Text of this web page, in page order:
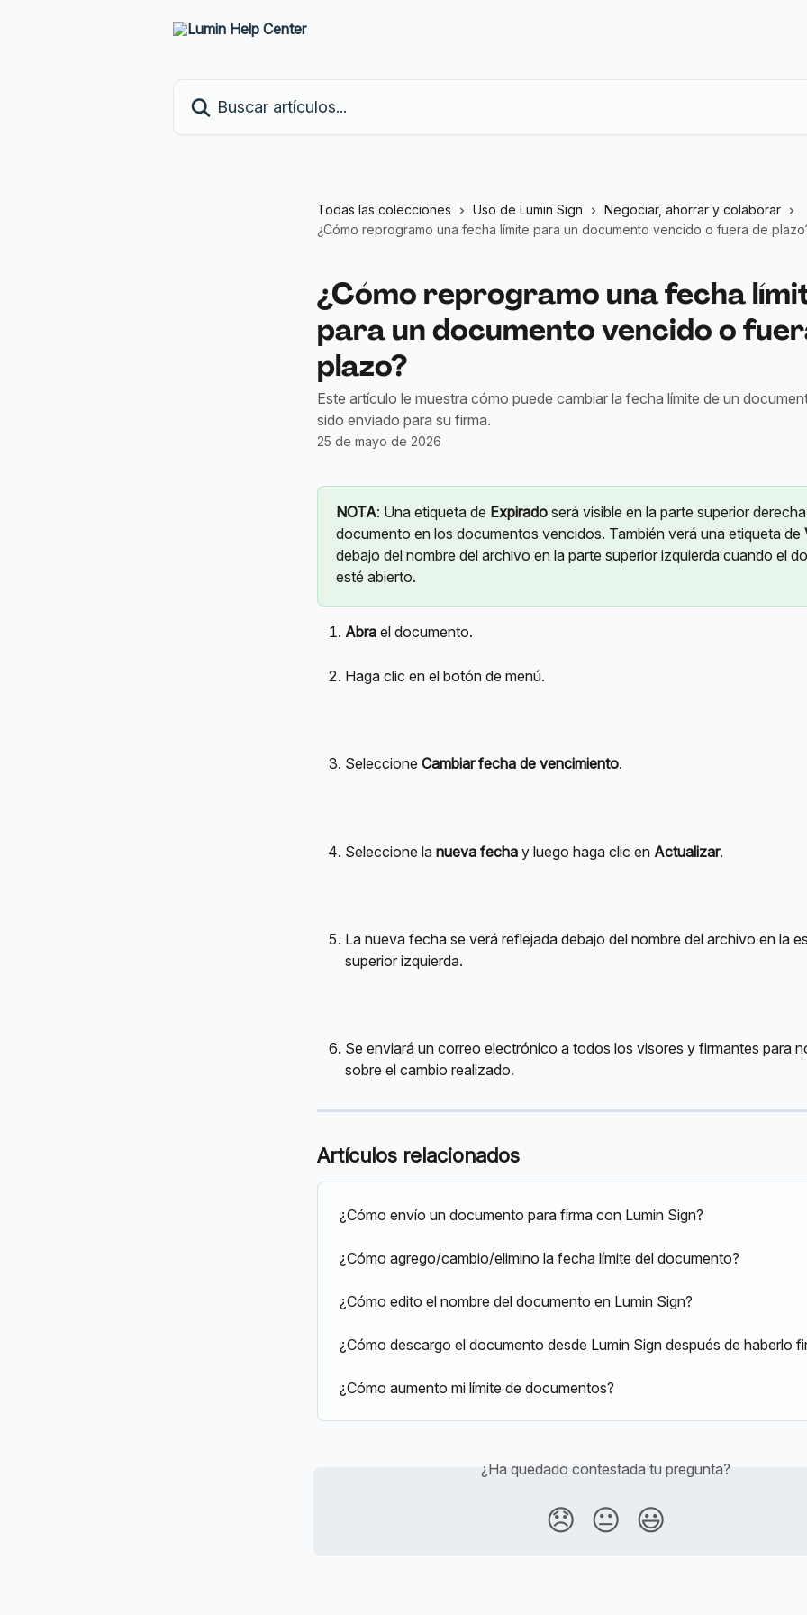
Todas las colecciones Uso de Lumin Sign
Negociar, ahorrar y colaborar
¿Cómo reprogramo una fecha límite para un documento vencido o fuera de
¿Cómo reprogramo una fecha
para un documento vencido o
plazo?
Este artículo le muestra cómo puede cambiar la fecha límite de un
sido enviado para su firma.
25 de mayo de 2026
NOTA: Una etiqueta de Expirado será visible en la parte superior
documento en los documentos vencidos. También verá una etiqueta de
debajo del nombre del archivo en la parte superior izquierda cuando el
esté abierto.
Abra el documento.
Haga clic en el botón de menú.
Seleccione Cambiar fecha de vencimiento.
Seleccione la nueva fecha y luego haga clic en Actualizar.
La nueva fecha se verá reflejada debajo del nombre del archivo en la
superior izquierda.
Se enviará un correo electrónico a todos los visores y firmantes para
sobre el cambio realizado.
Artículos relacionados
¿Cómo envío un documento para firma con Lumin Sign?
¿Cómo agrego/cambio/elimino la fecha límite del documento?
¿Cómo edito el nombre del documento en Lumin Sign?
¿Cómo descargo el documento desde Lumin Sign después de haberlo
¿Cómo aumento mi límite de documentos?
¿Ha quedado contestada tu pregunta?
😞 😐 😃